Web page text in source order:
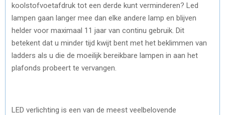
koolstofvoetafdruk tot een derde kunt verminderen? Led
lampen gaan langer mee dan elke andere lamp en blijven
helder voor maximaal 11 jaar van continu gebruik. Dit
betekent dat u minder tijd kwijt bent met het beklimmen van
ladders als u die de moeilijk bereikbare lampen in aan het
plafonds probeert te vervangen.
LED verlichting is een van de meest veelbelovende